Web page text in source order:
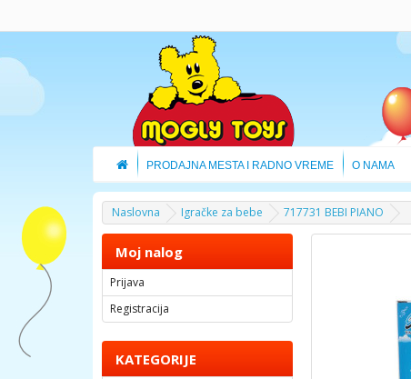
PRODAJNA MESTA I RADNO VREME O NAMA
Naslovna Igračke za bebe 717731 BEBI PIANO
Moj nalog
Prijava
Registracija
KATEGORIJE